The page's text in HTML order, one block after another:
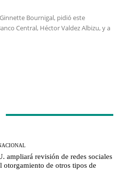
Bournigal, pidió este
Central, Héctor Valdez Albizu, y a
ampliará revisión de redes sociales
otorgamiento de otros tipos de